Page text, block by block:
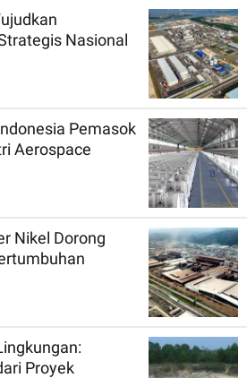
Nasional
Pemasok
Aerospace
Nikel Dorong
Proyek